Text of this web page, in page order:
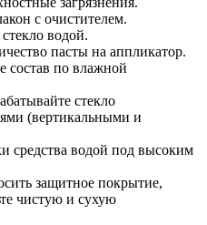
с очистителем.
водой.
пасты на аппликатор.
состав по влажной
стекло
(вертикальными и
средства водой под высоким
защитное покрытие,
чистую и сухую